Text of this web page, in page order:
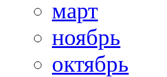
март
ноябрь
октябрь